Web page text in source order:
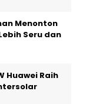
Menonton
Seru dan
Huawei Raih